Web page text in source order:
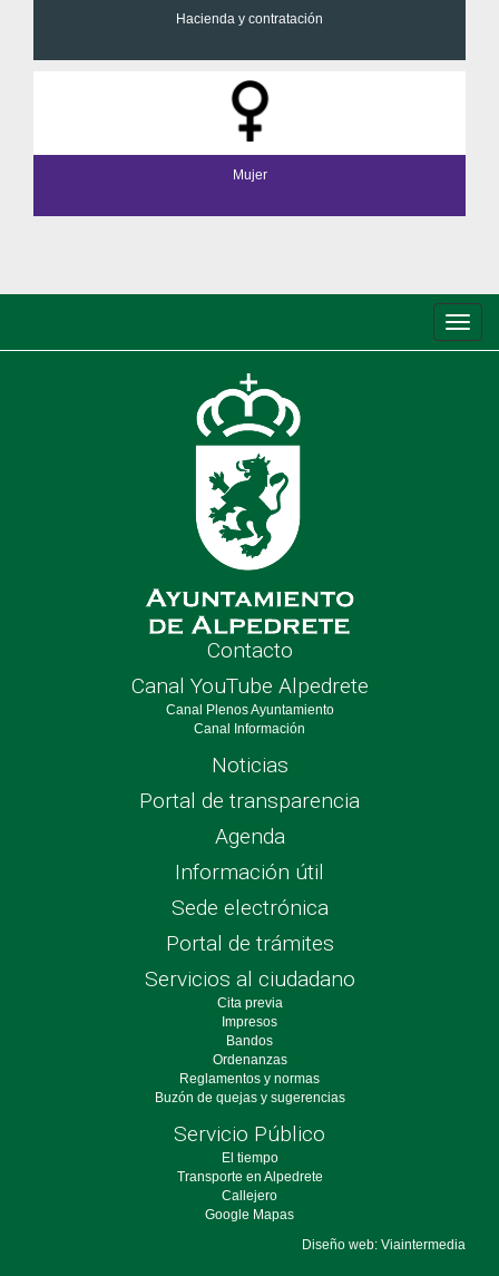
Hacienda y contratación
Mujer
de
Contacto
Canal YouTube Alpedrete
Canal Plenos Ayuntamiento
Canal Información
Noticias
Portal de transparencia
Agenda
Información útil
Sede electrónica
Portal de trámites
Servicios al ciudadano
Cita previa
Impresos
Bandos
Ordenanzas
Reglamentos y normas
Buzón de quejas y sugerencias
Servicio Público
El tiempo
Transporte en Alpedrete
Callejero
Google Mapas
Diseño web: Viaintermedia